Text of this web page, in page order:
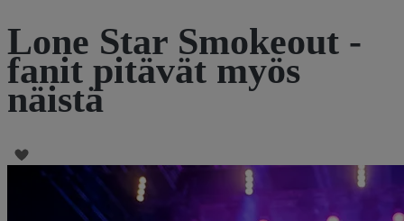
Lone Star Smokeout -
fanit pitävät myös
näistä